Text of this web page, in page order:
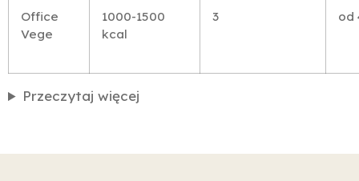
Office
Vege
1000-1500
kcal
3 od
Przeczytaj więcej